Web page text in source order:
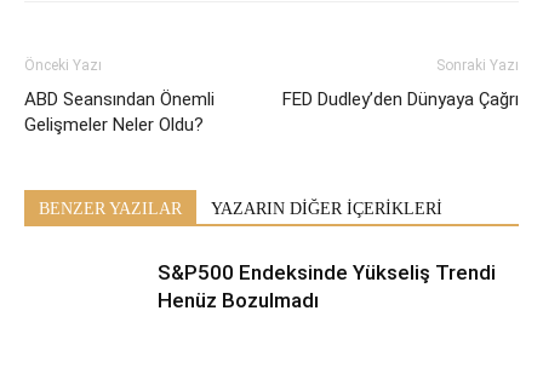
Önceki Yazı
ABD Seansından Önemli
Gelişmeler Neler Oldu?
Sonraki Yazı
FED Dudley’den Dünyaya Çağrı
BENZER YAZILAR YAZARIN DİĞER İÇERİKLERİ
S&P500 Endeksinde Yükseliş Trendi
Henüz Bozulmadı